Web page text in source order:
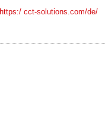
https:/ cct-solutions.com/de/